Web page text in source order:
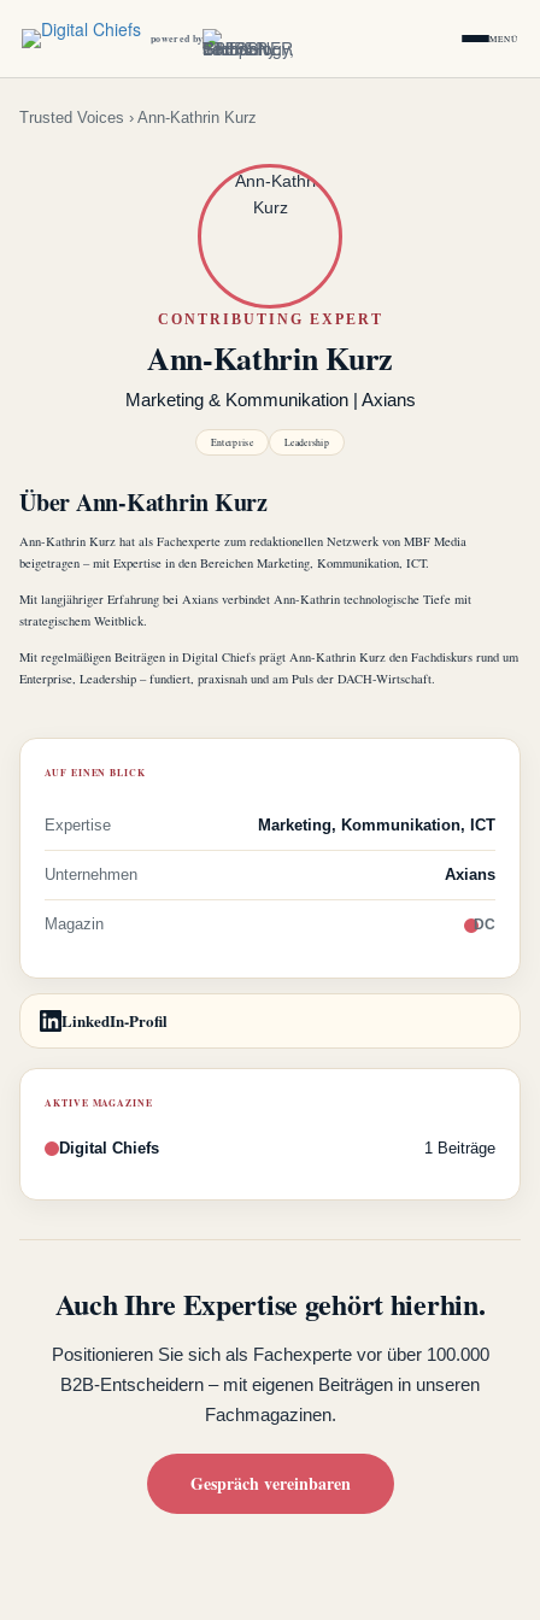
powered by MENÜ
Trusted Voices › Ann-Kathrin Kurz
CONTRIBUTING EXPERT
Ann-Kathrin Kurz
Marketing & Kommunikation | Axians
Enterprise Leadership
Über Ann-Kathrin Kurz
Ann-Kathrin Kurz hat als Fachexperte zum redaktionellen Netzwerk von MBF Media
beigetragen – mit Expertise in den Bereichen Marketing, Kommunikation, ICT.
Mit langjähriger Erfahrung bei Axians verbindet Ann-Kathrin technologische Tiefe mit
strategischem Weitblick.
Mit regelmäßigen Beiträgen in Digital Chiefs prägt Ann-Kathrin Kurz den Fachdiskurs rund um
Enterprise, Leadership – fundiert, praxisnah und am Puls der DACH-Wirtschaft.
AUF EINEN BLICK
Expertise Marketing, Kommunikation, ICT
Unternehmen Axians
Magazin DC
LinkedIn-Profil
AKTIVE MAGAZINE
Digital Chiefs 1 Beiträge
Auch Ihre Expertise gehört hierhin.
Positionieren Sie sich als Fachexperte vor über 100.000
B2B-Entscheidern – mit eigenen Beiträgen in unseren
Fachmagazinen.
Gespräch vereinbaren